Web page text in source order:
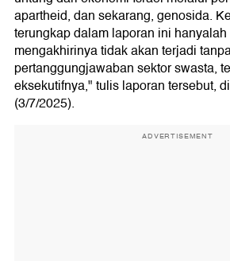
apartheid, dan sekarang, genosida.
terungkap dalam laporan ini
mengakhirinya tidak akan terjadi
pertanggungjawaban sektor swasta,
eksekutifnya," tulis laporan tersebut,
(3/7/2025).
ADVERTISEMENT